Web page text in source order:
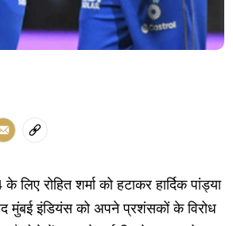
रोहित शर्मा को हटाकर हार्दिक पांड्या
मुंबई इंडियंस को अपने प्रशंसकों के विरोध